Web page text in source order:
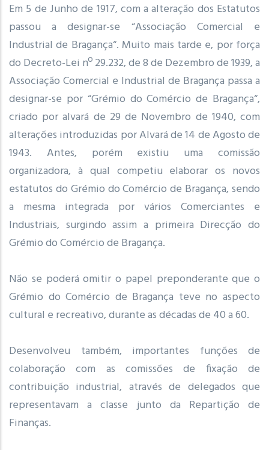
Em 5 de Junho de 1917, com a alteração dos Estatutos
passou a designar-se “Associação Comercial e
Industrial de Bragança“. Muito mais tarde e, por força
do Decreto-Lei nº 29.232, de 8 de Dezembro de 1939, a
Associação Comercial e Industrial de Bragança passa a
designar-se por “Grémio do Comércio de Bragança“,
criado por alvará de 29 de Novembro de 1940, com
alterações introduzidas por Alvará de 14 de Agosto de
1943. Antes, porém existiu uma comissão
organizadora, à qual competiu elaborar os novos
estatutos do Grémio do Comércio de Bragança, sendo
a mesma integrada por vários Comerciantes e
Industriais, surgindo assim a primeira Direcção do
Grémio do Comércio de Bragança.
Não se poderá omitir o papel preponderante que o
Grémio do Comércio de Bragança teve no aspecto
cultural e recreativo, durante as décadas de 40 a 60.
Desenvolveu também, importantes funções de
colaboração com as comissões de fixação de
contribuição industrial, através de delegados que
representavam a classe junto da Repartição de
Finanças.